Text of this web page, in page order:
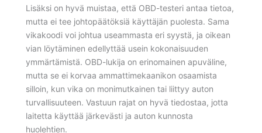
Lisäksi on hyvä muistaa, että OBD-testeri antaa tietoa,
mutta ei tee johtopäätöksiä käyttäjän puolesta. Sama
vikakoodi voi johtua useammasta eri syystä, ja oikean
vian löytäminen edellyttää usein kokonaisuuden
ymmärtämistä. OBD-lukija on erinomainen apuväline,
mutta se ei korvaa ammattimekaanikon osaamista
silloin, kun vika on monimutkainen tai liittyy auton
turvallisuuteen. Vastuun rajat on hyvä tiedostaa, jotta
laitetta käyttää järkevästi ja auton kunnosta
huolehtien.